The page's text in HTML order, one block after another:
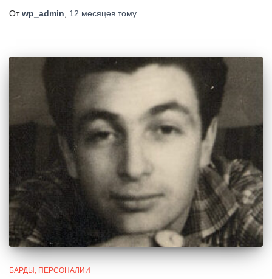
Отwp_admin, 12 месяцев тому
БАРДЫ ПЕРСОНАЛИИ